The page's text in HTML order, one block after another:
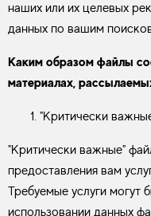
наших или их целевых
данных по вашим
Каким образом файлы
материалах,
"Критически
"Критически важные"
предоставления вам
Требуемые услуги могут
использовании данных